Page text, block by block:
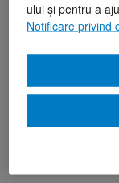
ului și pentru a
Notificare privind